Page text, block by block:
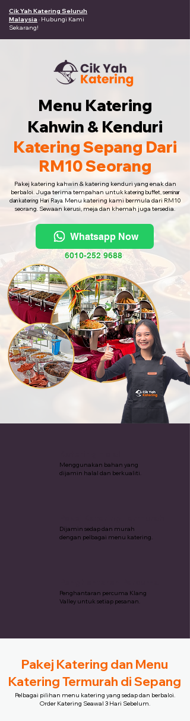
Cik Yah Katering Seluruh
Malaysia · Hubungi Kami
Sekarang!
Menu Katering
Kahwin & Kenduri
Katering Sepang Dari
RM10 Seorang
Pakej katering kahwin & katering kenduri yang enak dan
berbaloi. Juga terima tempahan untukkatering buffet, seminar
dan katering Hari Raya. Menu katering kami bermula dari RM10
seorang. Sewaan kerusi, meja dan khemah juga tersedia.
Whatsapp Now
6010-252 9688
Menggunakan bahan yang
dijamin halal dan berkualiti.
Dijamin sedap dan murah
dengan pelbagai menu katering.
Penghantaran percuma Klang
Valley untuk setiap pesanan.
Pakej Katering dan Menu
Katering Termurah di Sepang
Pelbagai pilihan menu katering yang sedap dan berbaloi.
Order Katering Seawal 3 Hari Sebelum.